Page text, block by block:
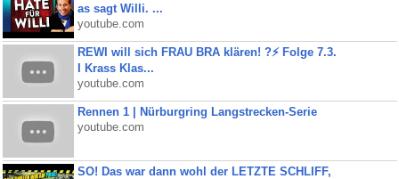
as sagt Willi. ...
youtube.com
REWI will sich FRAU BRA klären! ?⚡️ Folge 7.3.
I Krass Klas...
youtube.com
Rennen 1 | Nürburgring Langstrecken-Serie
youtube.com
SO! Das war dann wohl der LETZTE SCHLIFF,